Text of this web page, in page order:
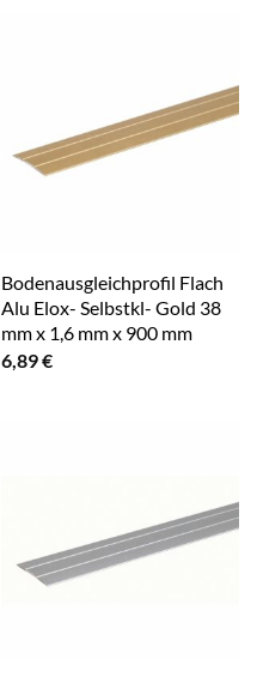
Bodenausgleichprofil Flach
Alu Elox- Selbstkl- Gold 38
mm x 1,6 mm x 900 mm
6,89€